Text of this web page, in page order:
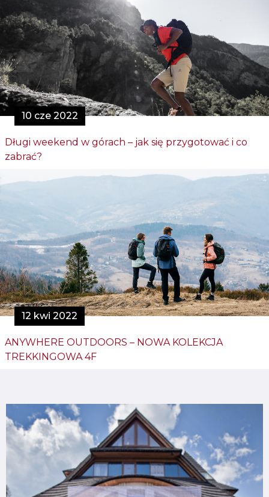
10 cze 2022
Długi weekend w górach – jak się przygotować i co
zabrać?
12 kwi 2022
ANYWHERE OUTDOORS – NOWA KOLEKCJA
TREKKINGOWA 4F